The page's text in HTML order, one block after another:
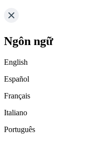
Ngôn ngữ
English
Español
Français
Italiano
Português